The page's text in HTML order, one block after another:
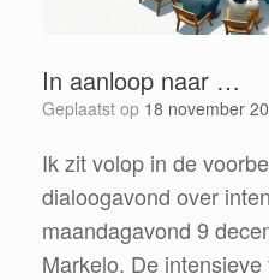
In aanloop naar …
Geplaatst op 18 november
Ik zit volop in de
dialoogavond over
maandagavond 9
Markelo. De